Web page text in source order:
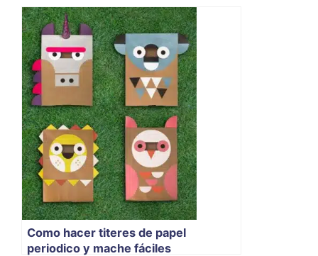
Como hacer titeres de papel
periodico y mache fáciles